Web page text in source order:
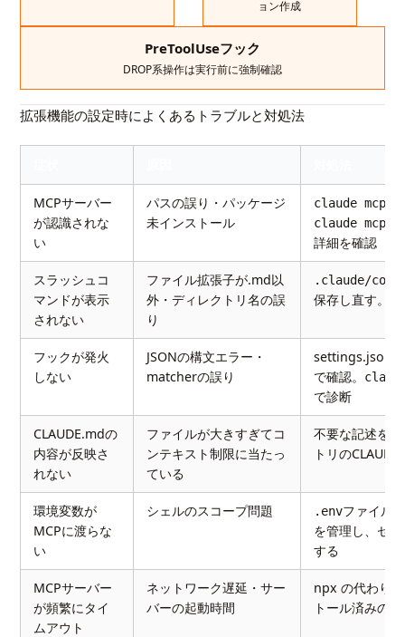
ョン作成
PreToolUseフック
DROP系操作は実行前に強制確認
拡張機能の設定時によくあるトラブルと対処法
MCPサーバー
が認識されな
い
パスの誤り・パッケージ
未インストール
claude mcp
claude mcp
詳細を確認
スラッシュコ
マンドが表示
されない
ファイル拡張子が.md以
外・ディレクトリ名の誤
り
.claude/
保存し直す。
フックが発火
しない
JSONの構文エラー・
matcherの誤り
settings.jsonを
で確認。
で診断
CLAUDE.mdの
内容が反映さ
れない
ファイルが大きすぎてコ
ンテキスト制限に当たっ
ている
不要な記述を
トリの
環境変数が
MCPに渡らな
い
シェルのスコープ問題 .envファイル
を管理し、セ
する
MCPサーバー
が頻繁にタイ
ムアウト
ネットワーク遅延・サー
バーの起動時間
npx の代わり
トール済みの